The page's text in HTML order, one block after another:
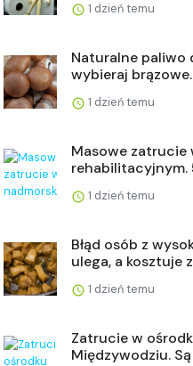
1 dzień temu
Naturalne paliwo
wybieraj
1 dzień temu
Masowe zatrucie
rehabilitacyjnym.
1 dzień temu
Błąd osób z
ulega, a kosztuje
1 dzień temu
Zatrucie w
Międzywodziu.